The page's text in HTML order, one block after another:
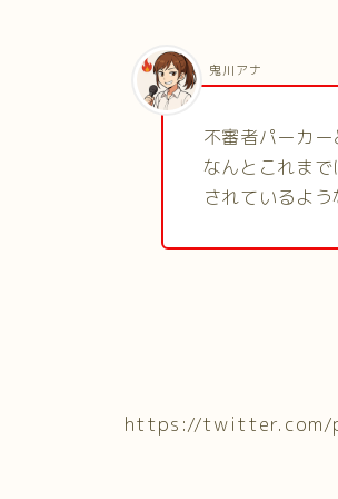
不審者パーカ
なんとこれま
されているよ
鬼川アナ
https://twitter.com/